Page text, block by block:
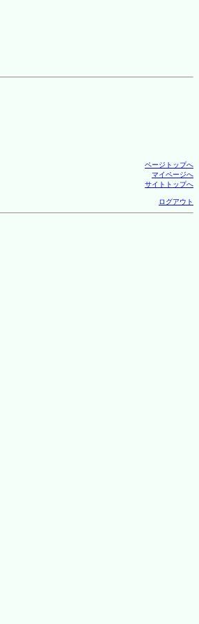
ページトップへ
マイページへ
サイトトップへ
ログアウト